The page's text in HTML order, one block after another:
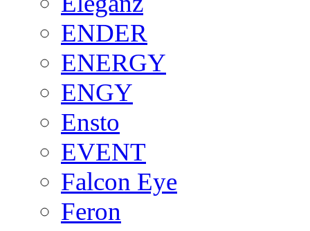
ENDER
ENERGY
ENGY
Ensto
EVENT
Falcon Eye
Feron